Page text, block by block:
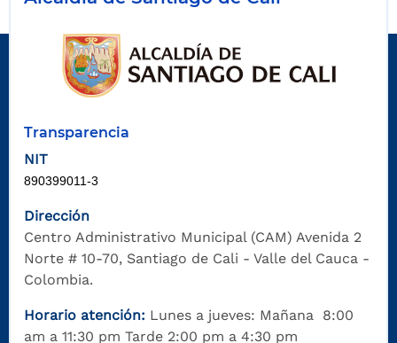
Transparencia
NIT
890399011-3
Dirección
Centro Administrativo Municipal (CAM) Avenida 2
Norte # 10-70, Santiago de Cali - Valle del Cauca -
Colombia.
Horario atención: Lunes a jueves: Mañana 8:00
am a 11:30 pm Tarde 2:00 pm a 4:30 pm